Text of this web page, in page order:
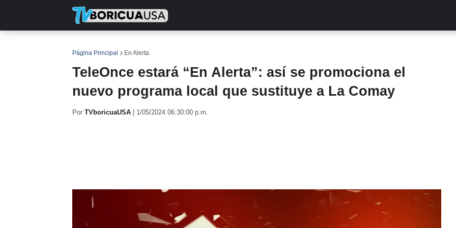
Página Principal En Alerta
TeleOnce estará “En Alerta”: así se promociona el
nuevo programa local que sustituye a La Comay
Por TVboricuaUSA 1/05/2024 06:30:00 p.m.